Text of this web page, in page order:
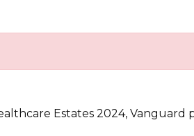
Estates 2024, Vanguard